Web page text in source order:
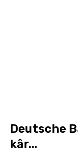
Deutsche
kâr...